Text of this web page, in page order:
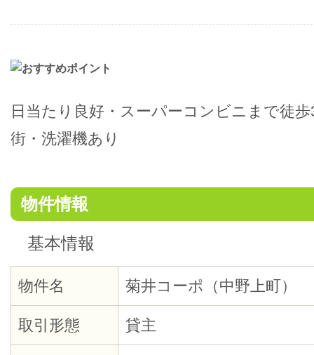
日当たり良好・スーパーコンビニまで徒
街・洗濯機あり
物件情報
基本情報
物件名 菊井コーポ（中野上町）
取引形態 貸主